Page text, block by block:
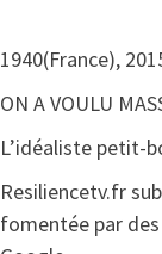
1940(France),
ON A VOULU
L’idéaliste petit-
Resiliencetv.fr
fomentée par